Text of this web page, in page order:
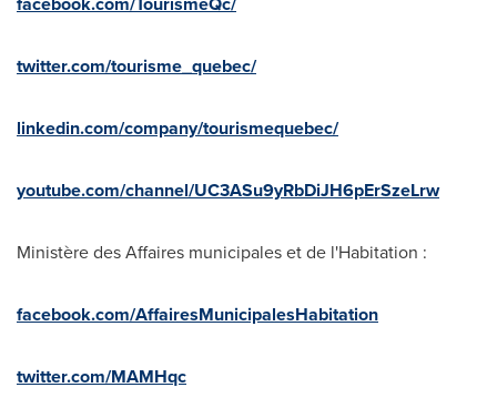
twitter.com/tourisme_quebec/
linkedin.com/company/tourismequebec/
youtube.com/channel/UC3ASu9yRbDiJH6pErSzeLrw
Ministère des Affaires municipales et de l'Habitation :
facebook.com/AffairesMunicipalesHabitation
twitter.com/MAMHqc